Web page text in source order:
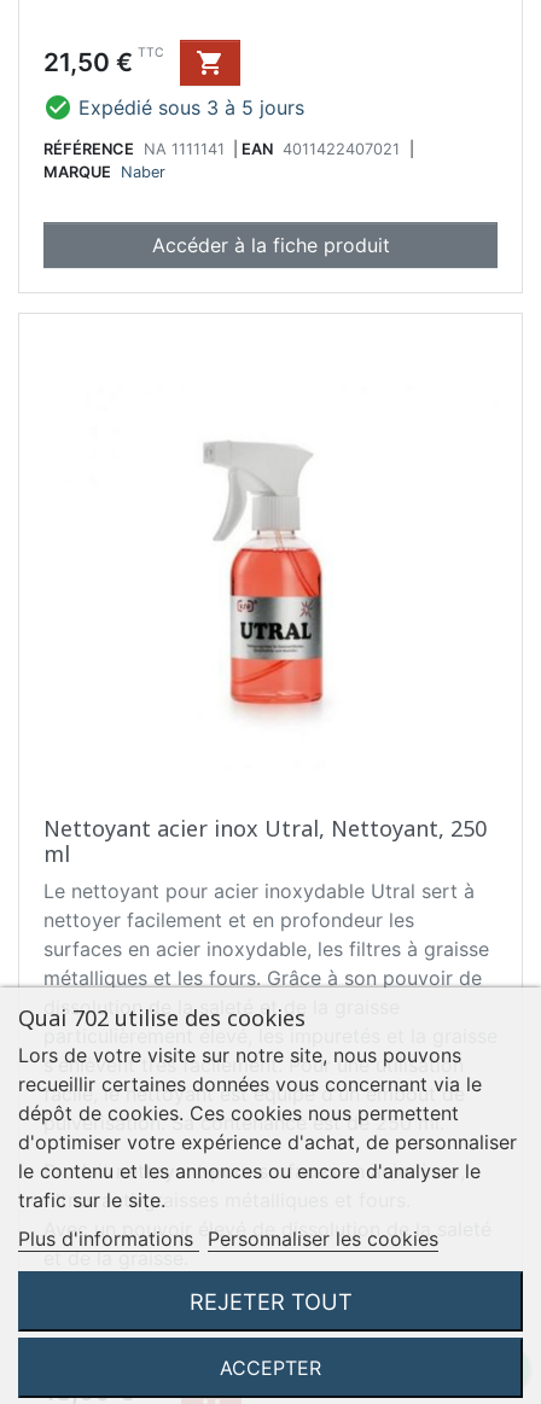
Prix
21,50 € TTC

 Expédié sous 3 à 5 jours
RÉFÉRENCE NA 1111141 EAN 4011422407021
MARQUE
Naber
Accéder à la fiche produit
Nettoyant acier inox Utral, Nettoyant, 250
ml
Le nettoyant pour acier inoxydable Utral sert à
nettoyer facilement et en profondeur les
surfaces en acier inoxydable, les filtres à graisse
métalliques et les fours. Grâce à son pouvoir de
dissolution de la saleté et de la graisse
s'enlèvent très facilement. Pour une utilisation
facile, le nettoyant est équipé d'un embout de
pulvérisation. Sa contenance est de 250 ml.
Produit nettoyant pour surfaces en acier inox,
filtres anti-graisses métalliques et fours.
Avec un pouvoir élevé de dissolution de la saleté
et de la graisse.
18,50 € 
Quai 702 utilise des cookies
Lors de votre visite sur notre site, nous pouvons
recueillir certaines données vous concernant via le
dépôt de cookies. Ces cookies nous permettent
d'optimiser votre expérience d'achat, de personnaliser
le contenu et les annonces ou encore d'analyser le
trafic sur le site.
Plus d'informations
Personnaliser les cookies
REJETER TOUT
ACCEPTER